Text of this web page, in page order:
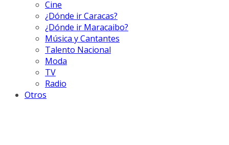
Cine
¿Dónde ir Caracas?
¿Dónde ir Maracaibo?
Música y Cantantes
Talento Nacional
Moda
TV
Radio
Otros